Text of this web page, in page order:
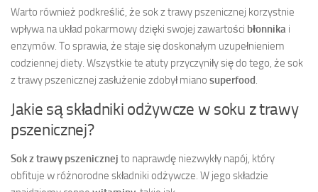
Warto również podkreślić, że sok z trawy pszenicznej korzystnie
wpływa na układ pokarmowy dzięki swojej zawartości błonnika i
enzymów. To sprawia, że staje się doskonałym uzupełnieniem
codziennej diety. Wszystkie te atuty przyczyniły się do tego, że sok
z trawy pszenicznej zasłużenie zdobył miano superfood.
Jakie są składniki odżywcze w soku z trawy
pszenicznej?
Sok z trawy pszenicznej to naprawdę niezwykły napój, który
obfituje w różnorodne składniki odżywcze. W jego składzie